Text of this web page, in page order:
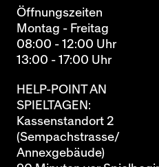
Öffnungszeiten
Montag - Freitag
08:00 - 12:00 Uhr
13:00 - 17:00 Uhr
HELP-POINT AN
SPIELTAGEN:
Kassenstandort 2
(Sempachstrasse/
Annexgebäude)